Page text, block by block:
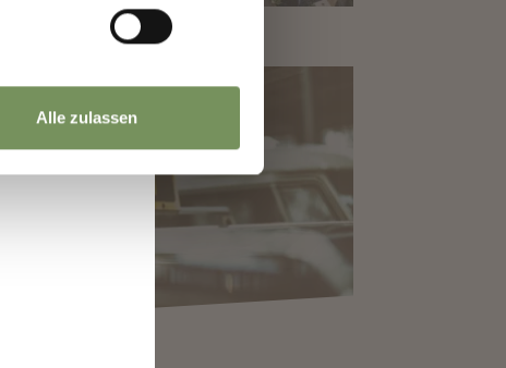
Alle zulassen